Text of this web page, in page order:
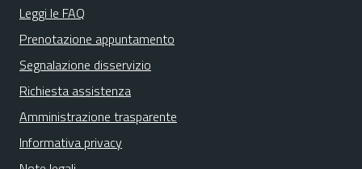
Leggi le FAQ
Prenotazione appuntamento
Segnalazione disservizio
Richiesta assistenza
Amministrazione trasparente
Informativa privacy